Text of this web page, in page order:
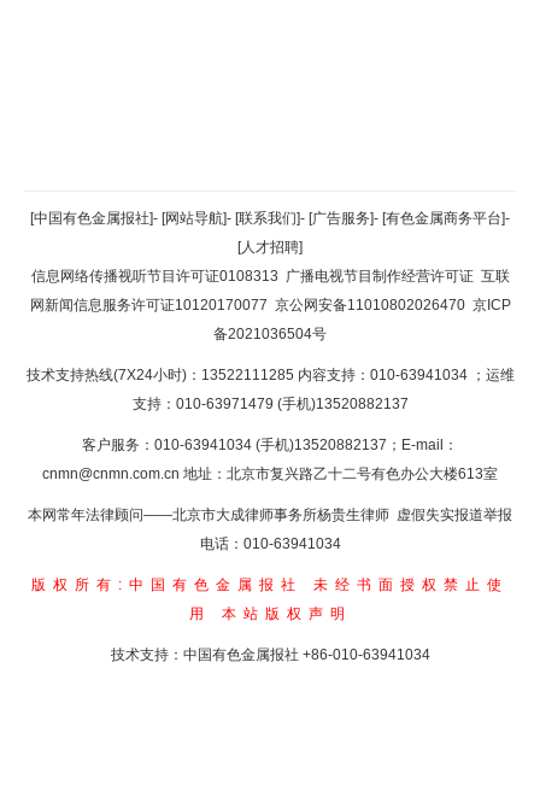
返回顶部
返回首页
[中国有色金属报社]- [网站导航]- [联系我们]- [广告服务]- [有色金属商务平台]-
[人才招聘]
信息网络传播视听节目许可证0108313 广播电视节目制作经营许可证 互联
网新闻信息服务许可证10120170077 京公网安备11010802026470 京ICP
备2021036504号
技术支持热线(7X24小时)：13522111285 内容支持：010-63941034 ；运维
支持：010-63971479 (手机)13520882137
客户服务：010-63941034 (手机)13520882137；E-mail：
cnmn@cnmn.com.cn 地址：北京市复兴路乙十二号有色办公大楼613室
本网常年法律顾问——北京市大成律师事务所杨贵生律师 虚假失实报道举报
电话：010-63941034
版权所有:中国有色金属报社
未经书面授权禁止使
用 本站版权声明
技术支持：中国有色金属报社 +86-010-63941034